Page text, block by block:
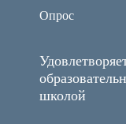
Опрос
школой